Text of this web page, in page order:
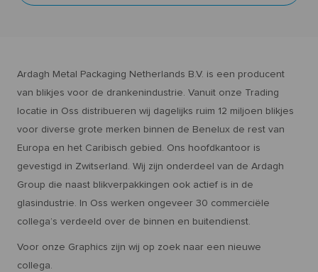
Ardagh Metal Packaging Netherlands B.V. is een producent
van blikjes voor de drankenindustrie. Vanuit onze Trading
locatie in Oss distribueren wij dagelijks ruim 12 miljoen blikjes
voor diverse grote merken binnen de Benelux de rest van
Europa en het Caribisch gebied. Ons hoofdkantoor is
gevestigd in Zwitserland. Wij zijn onderdeel van de Ardagh
Group die naast blikverpakkingen ook actief is in de
glasindustrie. In Oss werken ongeveer 30 commerciële
collega’s verdeeld over de binnen en buitendienst.
Voor onze Graphics zijn wij op zoek naar een nieuwe
collega.